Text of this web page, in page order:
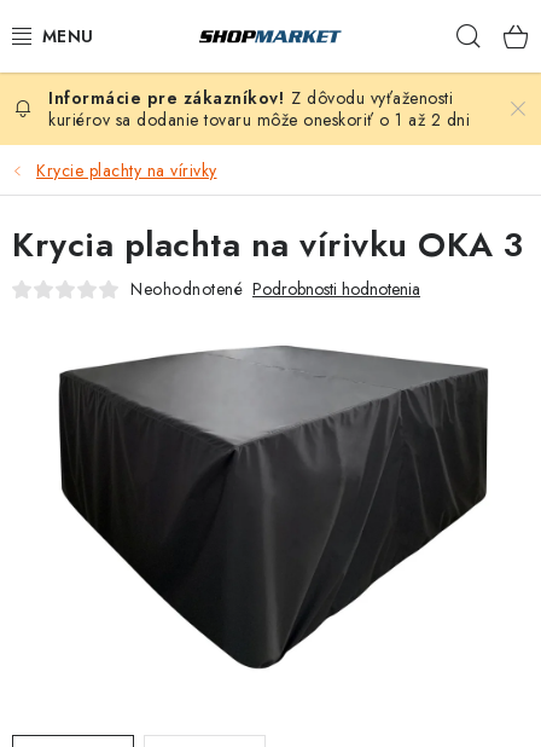
na
VÍRIVÉ VANE
SAUNY
BAZÉNY
NAFUKOVACIE VÍRIVKY
ZÁHRADA
DEZINFEKCIA A ČISTENIE
PROTIZÁPLAVOVÉ A HASIACE ZARIADENIA
OBCHODNÉ PODMIENKY
ZNAČKY
Z dôvodu vyťaženosti
kuriérov sa dodanie tovaru môže oneskoriť o 1 až 2 dni
Krycie plachty na vírivky
Krycia plachta na vírivku OKA 3
Neohodnotené Podrobnosti hodnotenia